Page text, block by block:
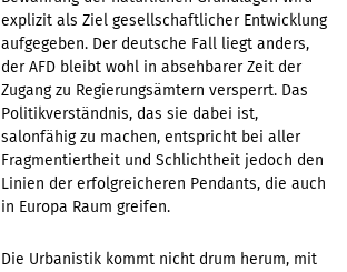
explizit als Ziel gesellschaftlicher Entwicklung
aufgegeben. Der deutsche Fall liegt anders,
der AFD bleibt wohl in absehbarer Zeit der
Zugang zu Regierungsämtern versperrt. Das
Politikverständnis, das sie dabei ist,
salonfähig zu machen, entspricht bei aller
Fragmentiertheit und Schlichtheit jedoch den
Linien der erfolgreicheren Pendants, die auch
in Europa Raum greifen.
Die Urbanistik kommt nicht drum herum, mit